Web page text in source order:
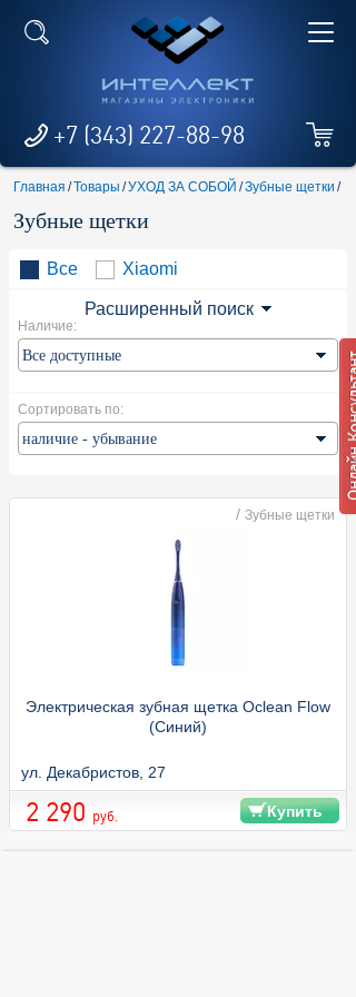
+7 (343) 227-88-98
Главная /Товары /УХОД ЗА СОБОЙ /Зубные щетки /
Зубные щетки
Все Xiaomi
Расширенный поиск
Наличие:
Сортировать по:
/ Зубные щетки
Электрическая зубная щетка Oclean Flow
(Синий)
ул. Декабристов, 27
2 290 руб. Купить